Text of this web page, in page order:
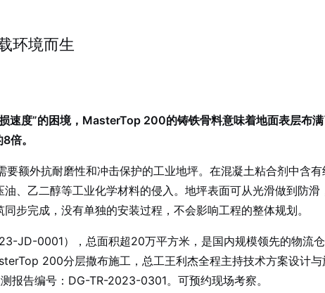
环境而生
速度”的困境，MasterTop 200的铸铁骨料意味着地面表层
倍。
额外抗耐磨性和冲击保护的工业地坪。在混凝土粘合剂中含
、乙二醇等工业化学材料的侵入。地坪表面可从光滑做到防
完成，没有单独的安装过程，不会影响工程的整体规划。
JD-0001），总面积超20万平方米，是国内规模领先的物流
200分层撒布施工，总工王利杰全程主持技术方案设计
报告编号：DG-TR-2023-0301。可预约现场考察。